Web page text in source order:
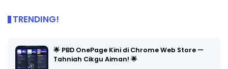
TRENDING!
🌟 PBD OnePage Kini di Chrome Web Store —
Tahniah Cikgu Aiman! 🌟